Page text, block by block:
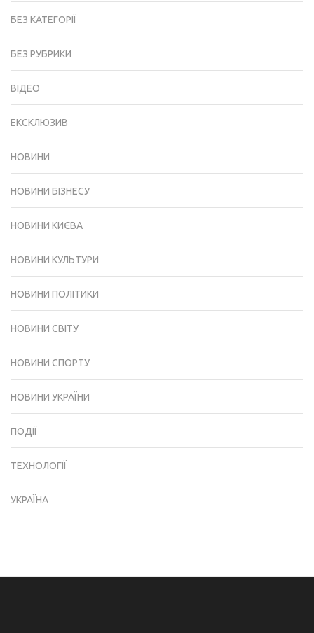
БЕЗ КАТЕГОРІЇ
БЕЗ РУБРИКИ
ВІДЕО
ЕКСКЛЮЗИВ
НОВИНИ
НОВИНИ БІЗНЕСУ
НОВИНИ КИЄВА
НОВИНИ КУЛЬТУРИ
НОВИНИ ПОЛІТИКИ
НОВИНИ СВІТУ
НОВИНИ СПОРТУ
НОВИНИ УКРАЇНИ
ПОДІЇ
ТЕХНОЛОГІЇ
УКРАЇНА